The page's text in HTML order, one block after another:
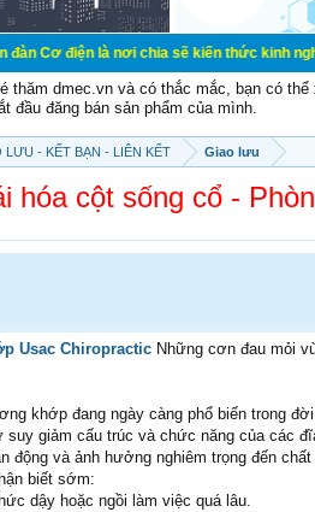
là nơi chia sẽ kiến thức kinh nghiệm
thăm dmec.vn và có thắc mắc, bạn có
đầu đăng bán sản phẩm của mình.
LƯU - KẾT BẠN - LIÊN KẾT Giao lưu
hóa cột sống cổ -
Usac Chiropractic Những cơn đau mỏi
khớp đang ngày càng phổ biến trong
suy giảm cấu trúc và chức năng của các
động và ảnh hưởng nghiêm trọng đến
biết sớm:
dậy hoặc ngồi làm việc quá lâu.